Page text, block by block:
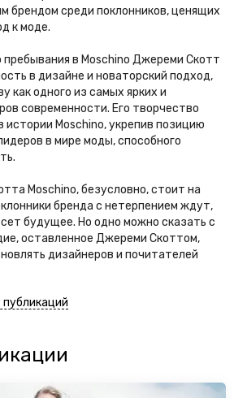
брендом среди поклонников, ценящих
к моде.
пребывания в Moschino Джереми Скотт
в дизайне и новаторский подход,
как одного из самых ярких и
современности. Его творчество
истории Moschino, укрепив позицию
в мире моды, способного
Moschino, безусловно, стоит на
бренда с нетерпением ждут,
будущее. Но одно можно сказать с
оставленное Джереми Скоттом,
дизайнеров и почитателей
публикаций